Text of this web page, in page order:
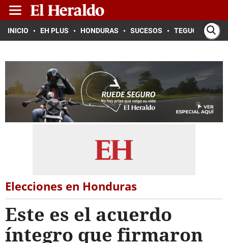
INICIO EH PLUS HONDURAS SUCESOS TEGUCIGALPA
Elecciones en Honduras
Este es el acuerdo
íntegro que firmaron